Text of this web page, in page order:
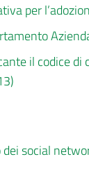
per
il codice
dei social